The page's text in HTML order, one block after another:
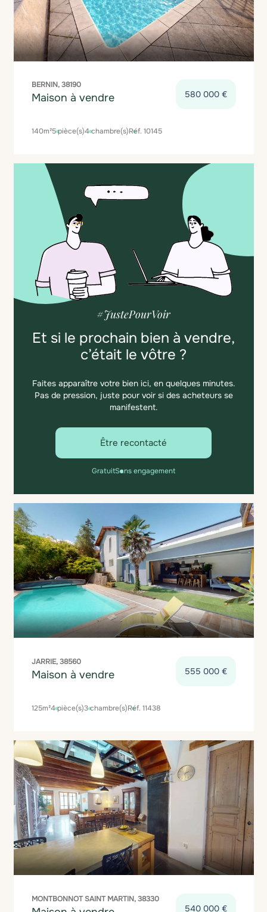
BERNIN, 38190
Maison à vendre 580 000 €
140m²5 pièce(s)4 chambre(s)Réf. 10145
#JustePourVoir
Et si le prochain bien à vendre,
c’était le vôtre ?
Faites apparaître votre bien ici, en quelques minutes.
Pas de pression, juste pour voir si des acheteurs se
manifestent.
Être recontacté
GratuitSans engagement
JARRIE, 38560
Maison à vendre 555 000 €
125m²4 pièce(s)3 chambre(s)Réf. 11438
MONTBONNOT SAINT MARTIN, 38330
540 000 €